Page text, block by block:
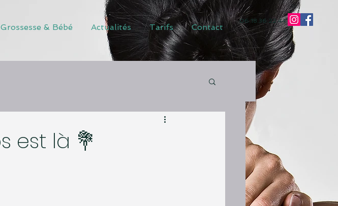
Grossesse & Bébé Actualités Tarifs Contact
06.18.36.22.44
est là 💐